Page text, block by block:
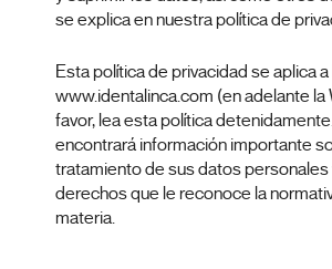
se explica en nuestra política de
Esta política de privacidad se aplica
www.identalinca.com (en adelante la
favor, lea esta política
encontrará información importante
tratamiento de sus datos personales
derechos que le reconoce la
materia.